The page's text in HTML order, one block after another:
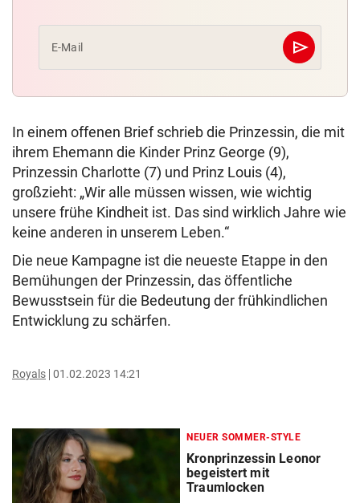
E-Mail send
Abschicken
In einem offenen Brief schrieb die Prinzessin, die mit
ihrem Ehemann die Kinder Prinz George (9),
Prinzessin Charlotte (7) und Prinz Louis (4),
großzieht: „Wir alle müssen wissen, wie wichtig
unsere frühe Kindheit ist. Das sind wirklich Jahre wie
keine anderen in unserem Leben.“
Die neue Kampagne ist die neueste Etappe in den
Bemühungen der Prinzessin, das öffentliche
Bewusstsein für die Bedeutung der frühkindlichen
Entwicklung zu schärfen.
Royals 01.02.2023 14:21
NEUER SOMMER-STYLE
Kronprinzessin Leonor
begeistert mit
Traumlocken